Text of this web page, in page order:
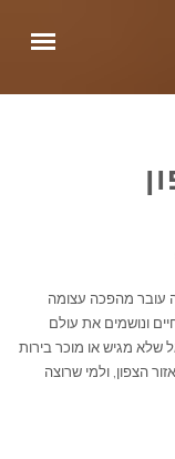
עובר מהפכה עצומה
ונושמים את עולם
שלא מגיש או מוכר בירות
הצפון, ולמי שרוצה